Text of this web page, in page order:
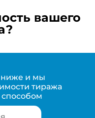
вашего
ниже и мы
тиража